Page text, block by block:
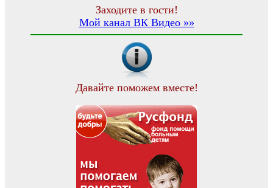
Заходите в гости!
Мой канал ВК Видео »»
Давайте поможем вместе!